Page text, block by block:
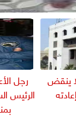
ينقض
رجل
الرئيس